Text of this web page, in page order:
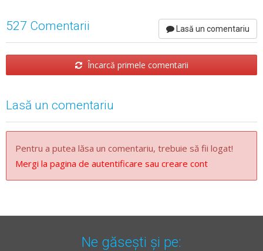
527 Comentarii Lasă un comentariu
Încarcă primele comentarii
Lasă un comentariu
Pentru a putea lăsa un comentariu, trebuie să fii logat!
Mergi la pagina de autentificare sau creare cont
Ne găsești și pe: